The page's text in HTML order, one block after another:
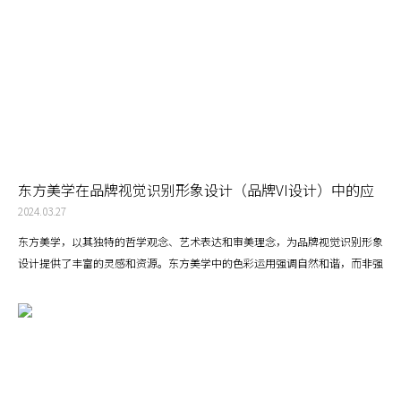
东方美学在品牌视觉识别形象设计（品牌VI设计）中的应
用研究
2024.03.27
东方美学，以其独特的哲学观念、艺术表达和审美理念，为品牌视觉识别形象
设计提供了丰富的灵感和资源。东方美学中的色彩运用强调自然和谐，而非强
以作为品牌色彩的参考，传达品牌的特性和价值。